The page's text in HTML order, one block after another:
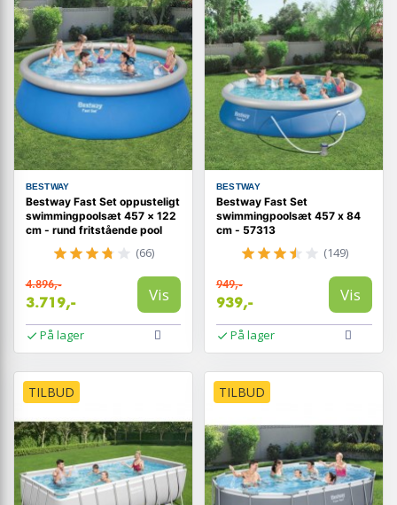
BESTWAY
Bestway Fast Set oppusteligt
swimmingpoolsæt 457 × 122
cm - rund fritstående pool
(66)
4.896,-
3.719,- Vis
På lager
BESTWAY
Bestway Fast Set
swimmingpoolsæt 457 x 84
cm - 57313
(149)
949,-
939,- Vis
På lager
TILBUD TILBUD